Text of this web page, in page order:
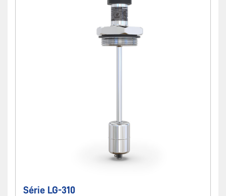
Série LG-310